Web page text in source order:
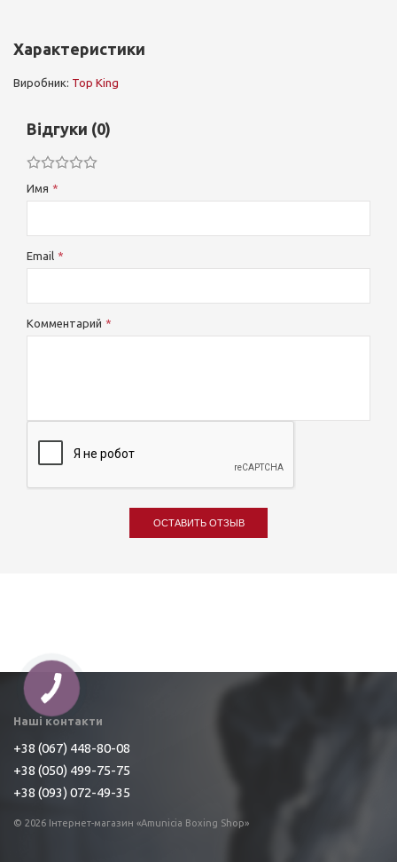
Характеристики
Виробник: Top King
Відгуки (0)
Имя
Email
Комментарий
ОСТАВИТЬ ОТЗЫВ
Наші контакти
+38 (067) 448-80-08
+38 (050) 499-75-75
+38 (093) 072-49-35
© 2026 Інтернет-магазин «Amunicia Boxing Shop»